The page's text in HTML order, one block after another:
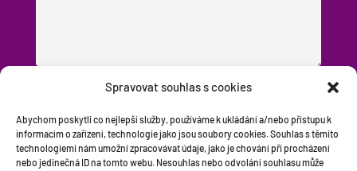
Spravovat souhlas s cookies
Abychom poskytli co nejlepší služby, používáme k ukládání a/nebo přístupu k
informacím o zařízení, technologie jako jsou soubory cookies. Souhlas s těmito
technologiemi nám umožní zpracovávat údaje, jako je chování při procházení
nebo jedinečná ID na tomto webu. Nesouhlas nebo odvolání souhlasu může
= Odesílám dotaz